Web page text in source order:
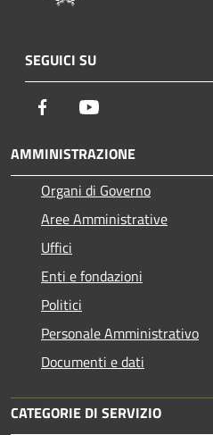
SEGUICI SU
Facebook
AMMINISTRAZIONE
Organi di Governo
Aree Amministrative
Uffici
Enti e fondazioni
Politici
Personale Amministrativo
Documenti e dati
CATEGORIE DI SERVIZIO